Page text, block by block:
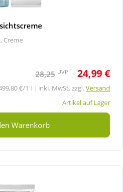
Creme
28,25 UVP 1 24,99 €
€/1 l | inkl. MwSt. zzgl.Versand
Artikel auf Lager
Warenkorb